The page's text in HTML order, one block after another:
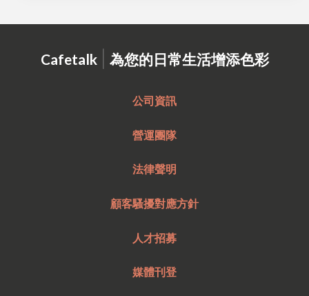
Cafetalk | 為您的日常生活增添色彩
公司資訊
營運團隊
法律聲明
顧客騷擾對應方針
人才招募
媒體刊登